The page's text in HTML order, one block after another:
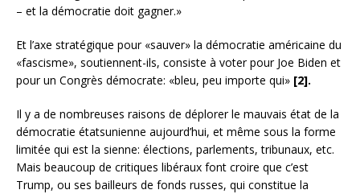
– et la démocratie doit gagner.»
Et l’axe stratégique pour «sauver» la démocratie américaine du
«fascisme», soutiennent-ils, consiste à voter pour Joe Biden et
pour un Congrès démocrate: «bleu, peu importe qui» [2].
Il y a de nombreuses raisons de déplorer le mauvais état de la
démocratie étatsunienne aujourd’hui, et même sous la forme
limitée qui est la sienne: élections, parlements, tribunaux, etc.
Mais beaucoup de critiques libéraux font croire que c’est
Trump, ou ses bailleurs de fonds russes, qui constitue la